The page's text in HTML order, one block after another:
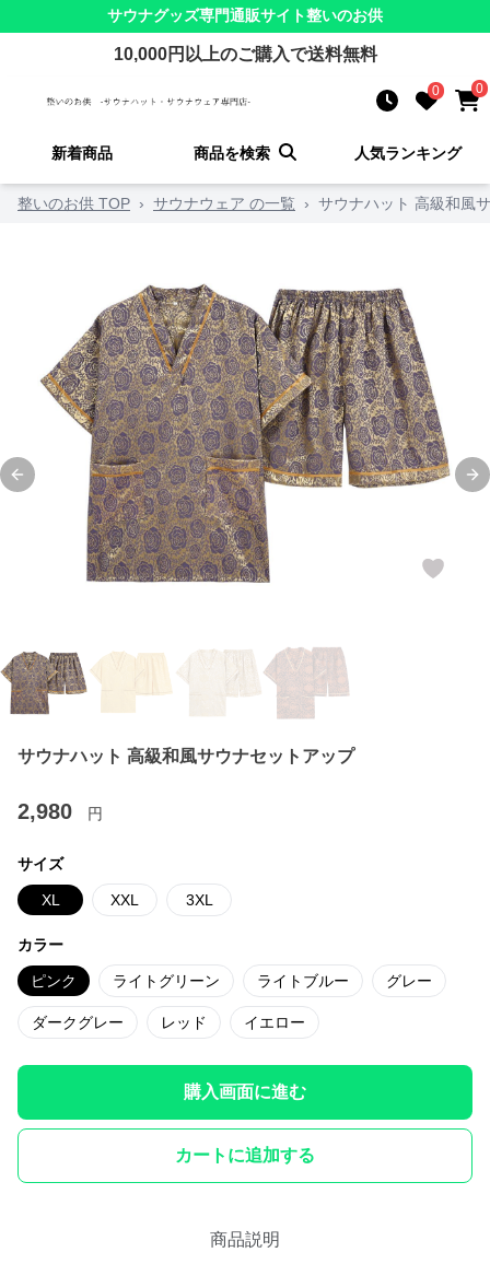
サウナグッズ専門通販サイト整いのお供
10,000円以上のご購入で送料無料
0 0
新着商品 商品を検索 人気ランキング
整いのお供 TOP › サウナウェア の一覧 › サウナハット 高級和風
Previous slide
サウナハット 高級和風サウナセットアップ
2,980 円
サイズ
XL XXL 3XL
カラー
ピンク ライトグリーン ライトブルー グレー
ダークグレー レッド イエロー
購入画面に進む
カートに追加する
商品説明